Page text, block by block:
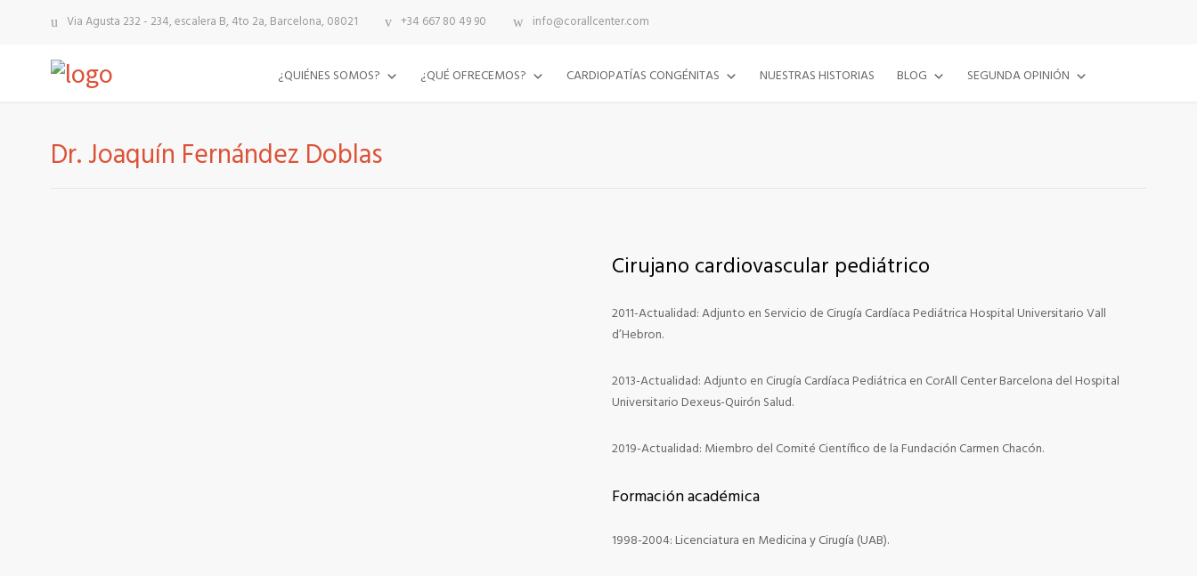
Via Agusta 232 - 234, escalera B, 4to 2a, Barcelona, 08021 +34 667 80 49 90 info@corallcenter.com
¿QUIÉNES SOMOS? ¿QUÉ OFRECEMOS? CARDIOPATÍAS CONGÉNITAS NUESTRAS HISTORIAS BLOG SEGUNDA OPINIÓN
Dr. Joaquín Fernández Doblas
Cirujano cardiovascular pediátrico
2011-Actualidad: Adjunto en Servicio de Cirugía Cardíaca Pediátrica Hospital Universitario Vall
d’Hebron.
2013-Actualidad: Adjunto en Cirugía Cardíaca Pediátrica en CorAll Center Barcelona del Hospital
Universitario Dexeus-Quirón Salud.
2019-Actualidad: Miembro del Comité Científico de la Fundación Carmen Chacón.
Formación académica
1998-2004: Licenciatura en Medicina y Cirugía (UAB).